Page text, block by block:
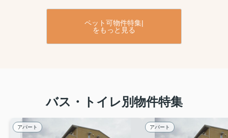
ペット可物件特集|
をもっと見る
バス・トイレ別物件特集
アパート アパート